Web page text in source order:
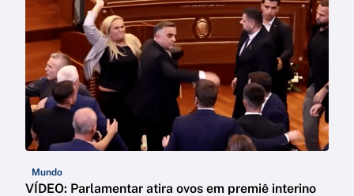
Mundo
VÍDEO: Parlamentar atira ovos em premiê interino